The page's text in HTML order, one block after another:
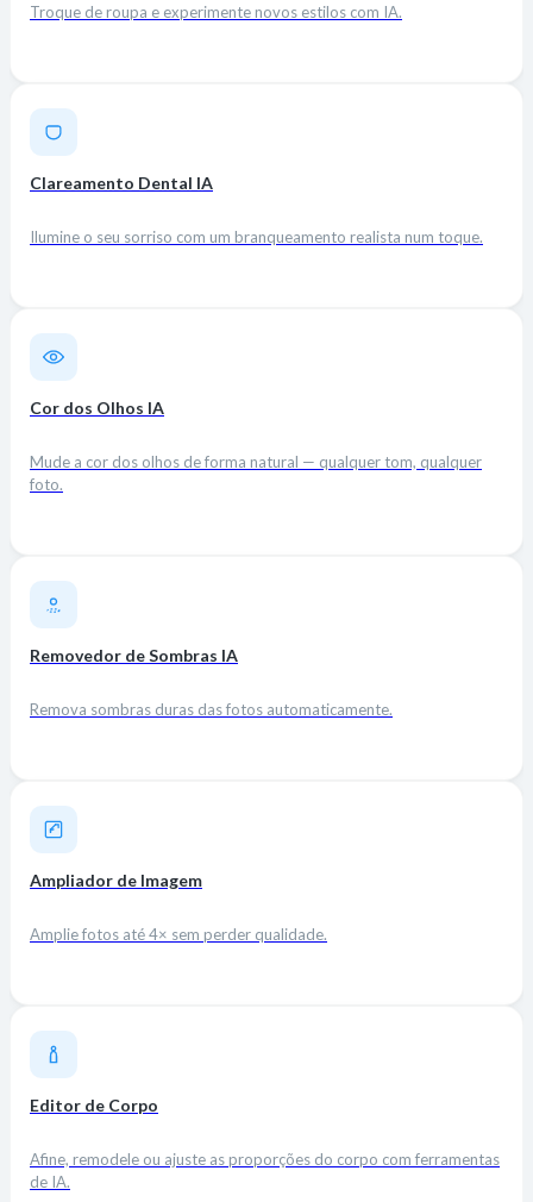
Troque de roupa e experimente novos estilos com IA.
Clareamento Dental IA
Ilumine o seu sorriso com um branqueamento realista num toque.
Cor dos Olhos IA
Mude a cor dos olhos de forma natural — qualquer tom, qualquer
foto.
Removedor de Sombras IA
Remova sombras duras das fotos automaticamente.
Ampliador de Imagem
Amplie fotos até 4× sem perder qualidade.
Editor de Corpo
Afine, remodele ou ajuste as proporções do corpo com ferramentas
de IA.